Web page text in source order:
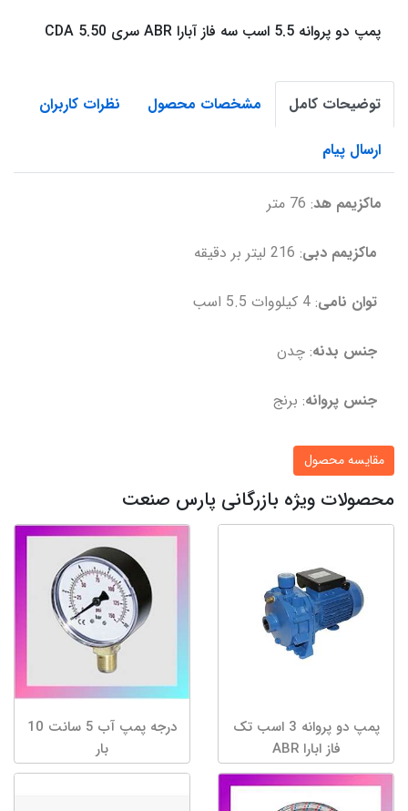
پمپ دو پروانه 5.5 اسب سه فاز آبارا ABR سری CDA 5.50
توضیحات کامل مشخصات محصول
نظرات کاربران
ارسال پیام
ماکزیمم هد: 76 متر
ماکزیمم دبی: 216 لیتر بر دقیقه
توان نامی: 4 کیلووات 5.5 اسب
جنس بدنه: چدن
جنس پروانه: برنج
مقایسه محصول
محصولات ویژه بازرگانی پارس صنعت
پمپ دو پروانه 3 اسب تک
فاز ابارا ABR
درجه پمپ آب 5 سانت 10
بار